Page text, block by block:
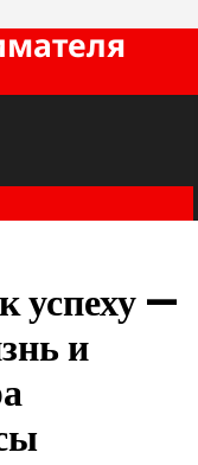
успеху —
и